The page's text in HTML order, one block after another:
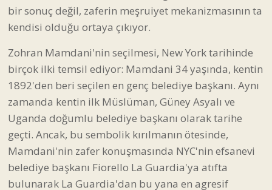
bir sonuç değil, zaferin meşruiyet mekanizmasının ta
kendisi olduğu ortaya çıkıyor.
Zohran Mamdani'nin seçilmesi, New York tarihinde
birçok ilki temsil ediyor: Mamdani 34 yaşında, kentin
1892'den beri seçilen en genç belediye başkanı. Aynı
zamanda kentin ilk Müslüman, Güney Asyalı ve
Uganda doğumlu belediye başkanı olarak tarihe
geçti. Ancak, bu sembolik kırılmanın ötesinde,
Mamdani'nin zafer konuşmasında NYC'nin efsanevi
belediye başkanı Fiorello La Guardia'ya atıfta
bulunarak La Guardia'dan bu yana en agresif